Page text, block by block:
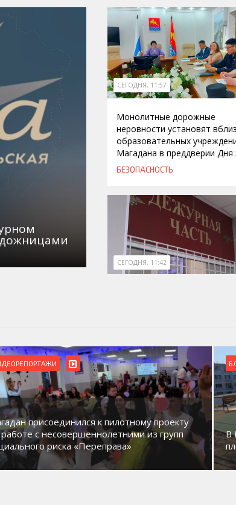
СЕГОДНЯ, 11:57
Монолитные дорожные
неровности установят
образовательных
Магадана в преддверии Дня
БЕЗОПАСНОСТЬ
СЕГОДНЯ, 11:42
присоединился к пилотному проекту
с несовершеннолетними из групп
риска «Переправа»
В